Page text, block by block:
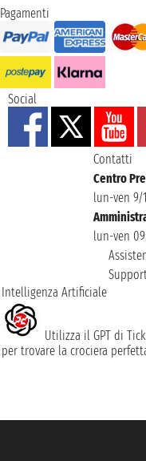
Pagamenti
Social
Contatti
Centro
lun-ven 9/
lun-ven
Intelligenza Artificiale
Utilizza il GPT di
per trovare la crociera